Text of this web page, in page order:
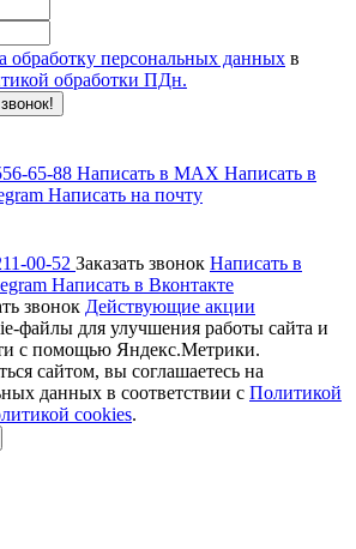
обработку персональных данных в
обработки ПДн.
65-88 Написать в MAX Написать в
Написать на почту
00-52 Заказать звонок Написать в
Написать в Вконтакте
звонок Действующие акции
файлы для улучшения работы сайта и
с помощью Яндекс.Метрики.
сайтом, вы соглашаетесь на
данных в соответствии с Политикой
cookies.